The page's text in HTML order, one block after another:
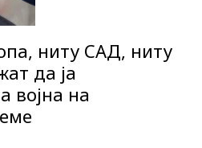
ниту САД, ниту
да ја
војна на